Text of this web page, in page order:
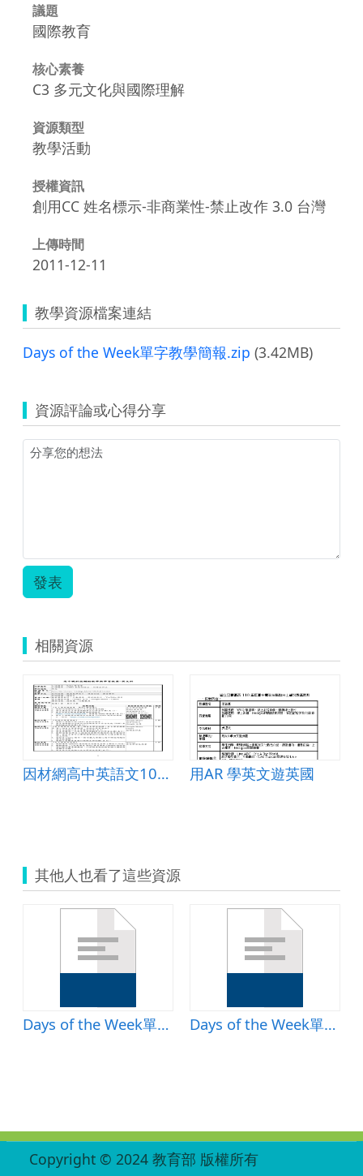
議題
國際教育
核心素養
C3 多元文化與國際理解
資源類型
教學活動
授權資訊
創用CC 姓名標示-非商業性-禁止改作 3.0 台灣
上傳時間
2011-12-11
教學資源檔案連結
Days of the Week單字教學簡報.zip (3.42MB)
資源評論或心得分享
發表
相關資源
因材網高中英語文108版本十年級第8單元文化理解作 用AR 學英文遊英國
其他人也看了這些資源
Days of the Week單字練習活動單 Days of the Week單字教學簡報
Copyright © 2024 教育部 版權所有